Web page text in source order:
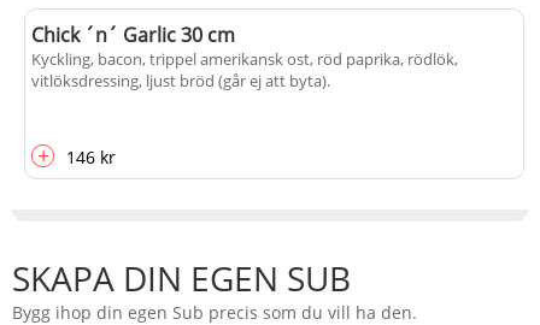
Chick ´n´ Garlic 30 cm
Kyckling, bacon, trippel amerikansk ost, röd paprika, rödlök,
vitlöksdressing, ljust bröd (går ej att byta).
+ 146 kr
SKAPA DIN EGEN SUB
Bygg ihop din egen Sub precis som du vill ha den.